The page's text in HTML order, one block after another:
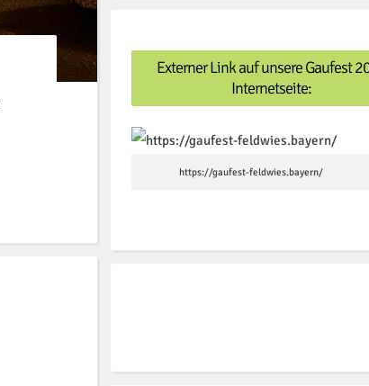
Externer Link auf unsere Gaufest
Internetseite:
https://gaufest-feldwies.bayern/